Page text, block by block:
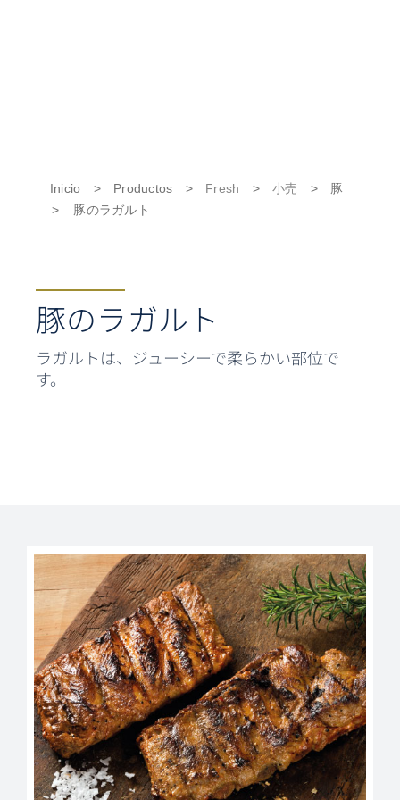
Inicio > Productos > Fresh > 小売 >
豚
>
豚のラガルト
豚のラガルト
ラガルトは、ジューシーで柔らかい部位で
す。